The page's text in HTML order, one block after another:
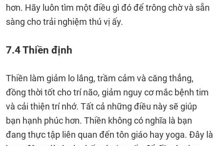
hơn. Hãy luôn tìm một điều gì đó để trông chờ và sẵn
sàng cho trải nghiệm thú vị ấy.
7.4 Thiền định
Thiền làm giảm lo lắng, trầm cảm và căng thẳng,
đồng thời tốt cho trí não, giảm nguy cơ mắc bệnh tim
và cải thiện trí nhớ. Tất cả những điều này sẽ giúp
bạn hạnh phúc hơn. Thiền không có nghĩa là bạn
đang thực tập liên quan đến tôn giáo hay yoga. Đây là